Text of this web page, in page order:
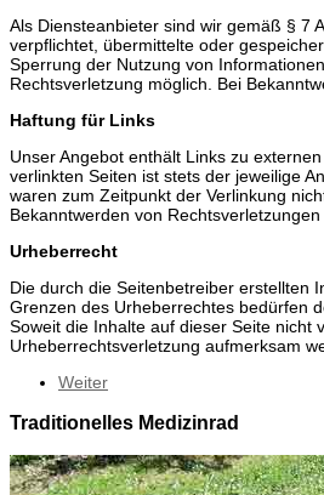
Als Diensteanbieter sind wir gemäß § 7
verpflichtet, übermittelte oder
Sperrung der Nutzung von
Rechtsverletzung möglich. Bei
Haftung für Links
Unser Angebot enthält Links zu
verlinkten Seiten ist stets der jeweilige
waren zum Zeitpunkt der Verlinkung
Bekanntwerden von
Urheberrecht
Die durch die Seitenbetreiber erstellten
Grenzen des Urheberrechtes bedürfen
Soweit die Inhalte auf dieser Seite nicht
Urheberrechtsverletzung aufmerksam
Weiter
Traditionelles Medizinrad